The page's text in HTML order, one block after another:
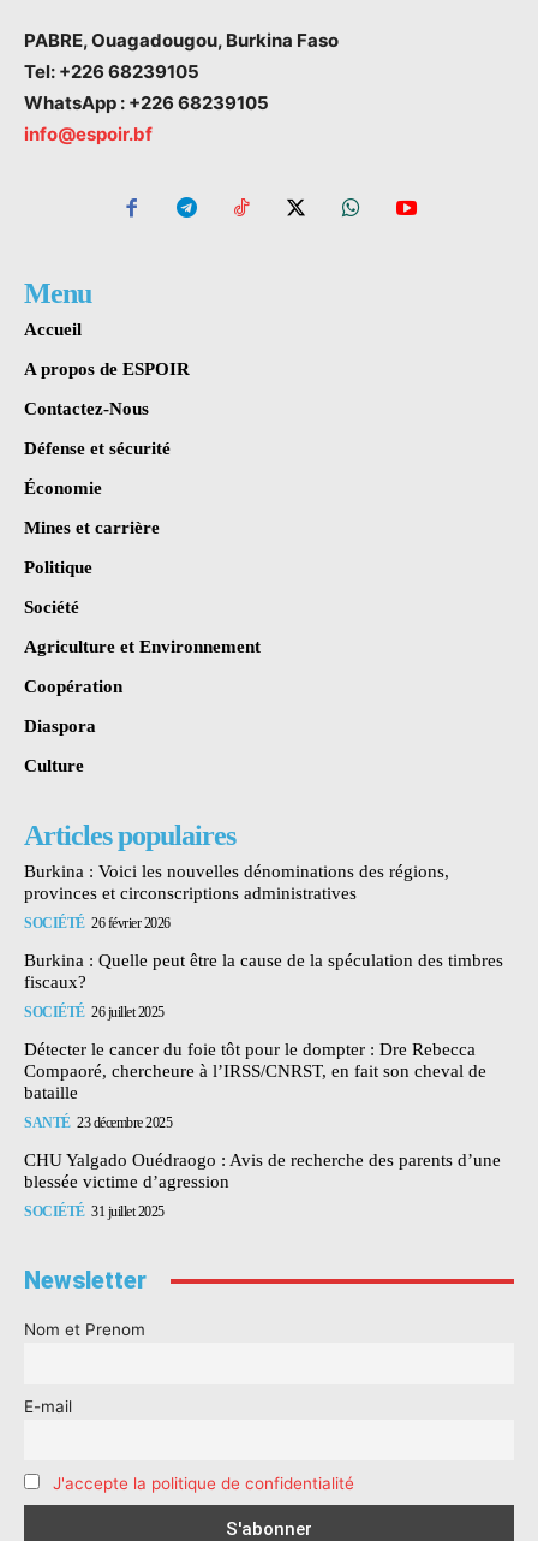
PABRE, Ouagadougou, Burkina Faso
Tel: +226 68239105
WhatsApp : +226 68239105
info@espoir.bf
Menu
Accueil
A propos de ESPOIR
Contactez-Nous
Défense et sécurité
Économie
Mines et carrière
Politique
Société
Agriculture et Environnement
Coopération
Diaspora
Culture
Articles populaires
Burkina : Voici les nouvelles dénominations des régions,
provinces et circonscriptions administratives
SOCIÉTÉ 26 février 2026
Burkina : Quelle peut être la cause de la spéculation des timbres
fiscaux?
SOCIÉTÉ 26 juillet 2025
Détecter le cancer du foie tôt pour le dompter : Dre Rebecca
Compaoré, chercheure à l’IRSS/CNRST, en fait son cheval de
bataille
SANTÉ 23 décembre 2025
CHU Yalgado Ouédraogo : Avis de recherche des parents d’une
blessée victime d’agression
SOCIÉTÉ 31 juillet 2025
Newsletter
Nom et Prenom
E-mail
J'accepte la politique de confidentialité